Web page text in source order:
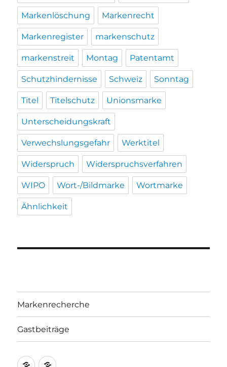
Markenlöschung Markenrecht
Markenregister markenschutz
markenstreit Montag Patentamt
Schutzhindernisse Schweiz Sonntag
Titel Titelschutz Unionsmarke
Unterscheidungskraft
Verwechslungsgefahr Werktitel
Widerspruch Widerspruchsverfahren
WIPO Wort-/Bildmarke Wortmarke
Ähnlichkeit
Markenrecherche
Gastbeiträge
Markenrecherche
Gastbeiträge